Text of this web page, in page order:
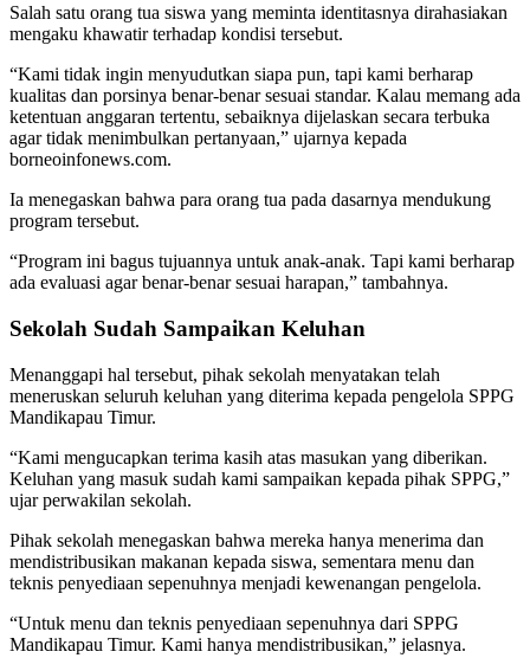
Salah satu orang tua siswa yang meminta identitasnya dirahasiakan
mengaku khawatir terhadap kondisi tersebut.
“Kami tidak ingin menyudutkan siapa pun, tapi kami berharap
kualitas dan porsinya benar-benar sesuai standar. Kalau memang ada
ketentuan anggaran tertentu, sebaiknya dijelaskan secara terbuka
agar tidak menimbulkan pertanyaan,” ujarnya kepada
borneoinfonews.com.
Ia menegaskan bahwa para orang tua pada dasarnya mendukung
program tersebut.
“Program ini bagus tujuannya untuk anak-anak. Tapi kami berharap
ada evaluasi agar benar-benar sesuai harapan,” tambahnya.
Sekolah Sudah Sampaikan Keluhan
Menanggapi hal tersebut, pihak sekolah menyatakan telah
meneruskan seluruh keluhan yang diterima kepada pengelola SPPG
Mandikapau Timur.
“Kami mengucapkan terima kasih atas masukan yang diberikan.
Keluhan yang masuk sudah kami sampaikan kepada pihak SPPG,”
ujar perwakilan sekolah.
Pihak sekolah menegaskan bahwa mereka hanya menerima dan
mendistribusikan makanan kepada siswa, sementara menu dan
teknis penyediaan sepenuhnya menjadi kewenangan pengelola.
“Untuk menu dan teknis penyediaan sepenuhnya dari SPPG
Mandikapau Timur. Kami hanya mendistribusikan,” jelasnya.